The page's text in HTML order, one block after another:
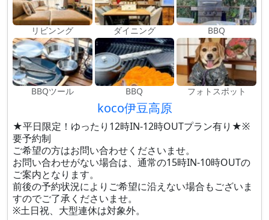
リビンング ダイニング BBQ
BBQツール BBQ フォトスポット
koco伊豆高原
★平日限定！ゆったり12時IN-12時OUTプラン有り★※
要予約制
ご希望の方はお問い合わせくださいませ。
お問い合わせがない場合は、通常の15時IN-10時OUTの
ご案内となります。
前後の予約状況によりご希望に沿えない場合もございま
すのでご了承くださいませ。
※土日祝、大型連休は対象外。